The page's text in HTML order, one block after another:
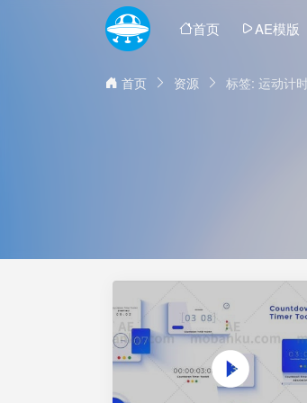
首页 AE模版
首页 资源 标签: 运动计